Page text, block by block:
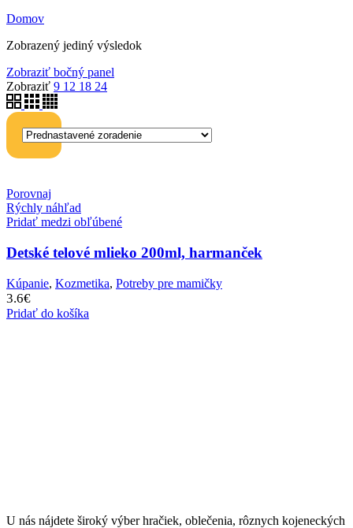
Domov
Zobrazený jediný výsledok
Zobraziť bočný panel
Zobraziť 9 12 18 24
Porovnaj
Rýchly náhľad
Pridať medzi obľúbené
Detské telové mlieko 200ml, harmanček
Kúpanie, Kozmetika, Potreby pre mamičky
3.6€
Pridať do košíka
U nás nájdete široký výber hračiek, oblečenia, rôznych kojeneckých